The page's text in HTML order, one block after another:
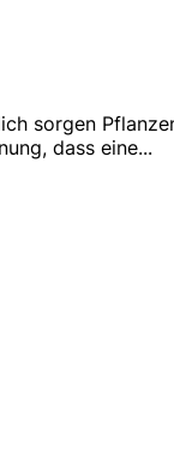
sorgen
dass eine...